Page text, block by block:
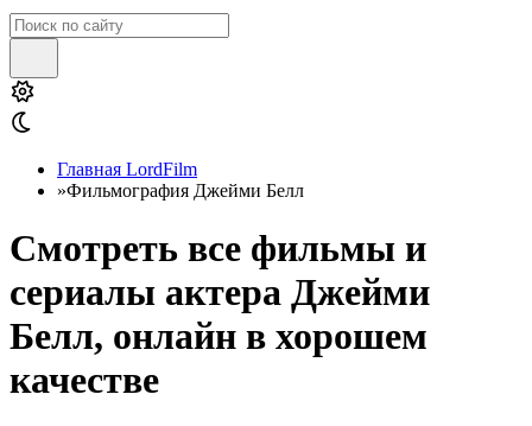
Главная LordFilm
»Фильмография Джейми Белл
Смотреть все фильмы и
сериалы актера Джейми
Белл, онлайн в хорошем
качестве